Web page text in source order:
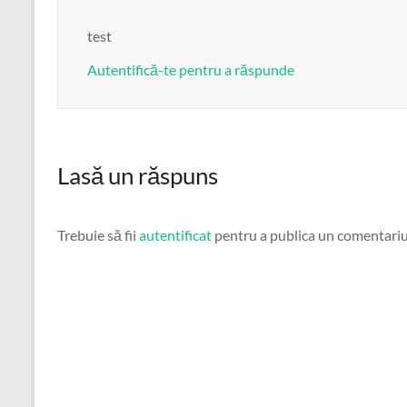
test
Autentifică-te pentru a răspunde
Lasă un răspuns
Trebuie să fii autentificat pentru a publica un